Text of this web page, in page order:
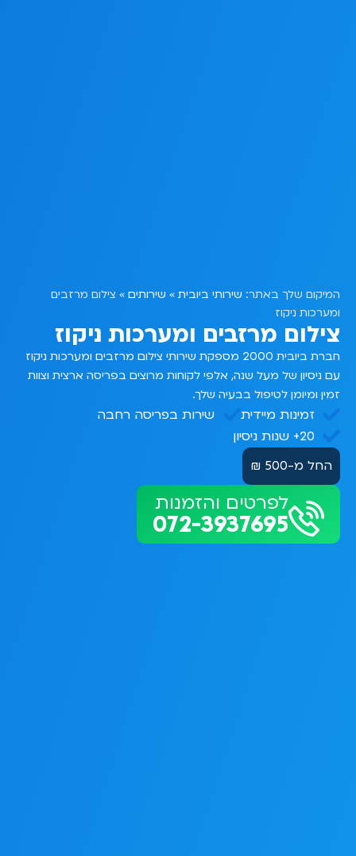
המיקום שלך באתר: שירותי ביובית » שירותים » צילום מרזבים
ומערכות ניקוז
צילום מרזבים ומערכות ניקוז
חברת ביובית 2000 מספקת שירותי צילום מרזבים ומערכות ניקוז
עם ניסיון של מעל שנה, אלפי לקוחות מרוצים בפריסה ארצית וצוות
זמין ומיומן לטיפול בבעיה שלך.
זמינות מיידית
שירות בפריסה רחבה
20+ שנות ניסיון
החל מ-500 ₪
לפרטים והזמנות
072-3937695